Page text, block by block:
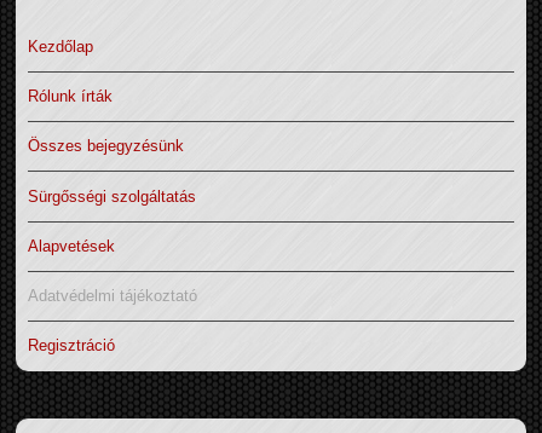
Kezdőlap
Rólunk írták
Összes bejegyzésünk
Sürgősségi szolgáltatás
Alapvetések
Adatvédelmi tájékoztató
Regisztráció